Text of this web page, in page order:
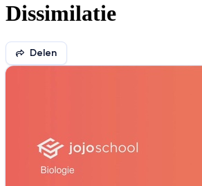
Dissimilatie
Delen